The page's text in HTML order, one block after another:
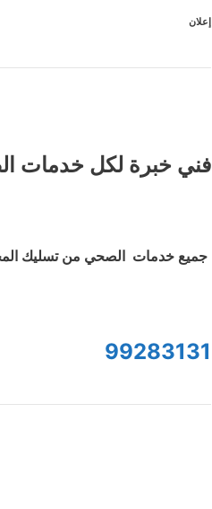
إعلان
فني خبرة لكل خدمات
جميع خدمات الصحي من تسليك
99283131